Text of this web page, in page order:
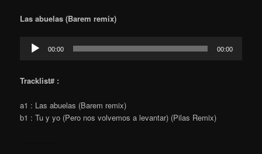
Las abuelas (Barem remix)
Audio
Player
00:00 00:00
Tracklist# :
a1 : Las abuelas (Barem remix)
b1 : Tu y yo (Pero nos volvemos a levantar) (Pilas Remix)